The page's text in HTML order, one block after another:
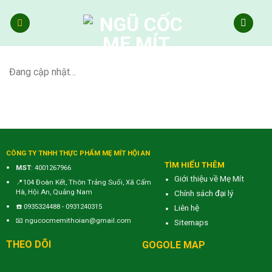
Đang cập nhật…
CÔNG TY TNHH THỰC PHẨM MẸ MÍT HỘI AN
MST: 4001267966
📍104 Đoàn Kết, Thôn Trảng Suối, Xã Cẩm
Hà, Hội An, Quảng Nam
☎️0935324488 -0931240315
📧ngucocmemithoian@gmail.com
TÌM HIỂU THÊM
Giới thiệu về Mẹ Mít
Chính sách đại lý
Liên hệ
Sitemaps
THEO DÕI GOGOLE MAP